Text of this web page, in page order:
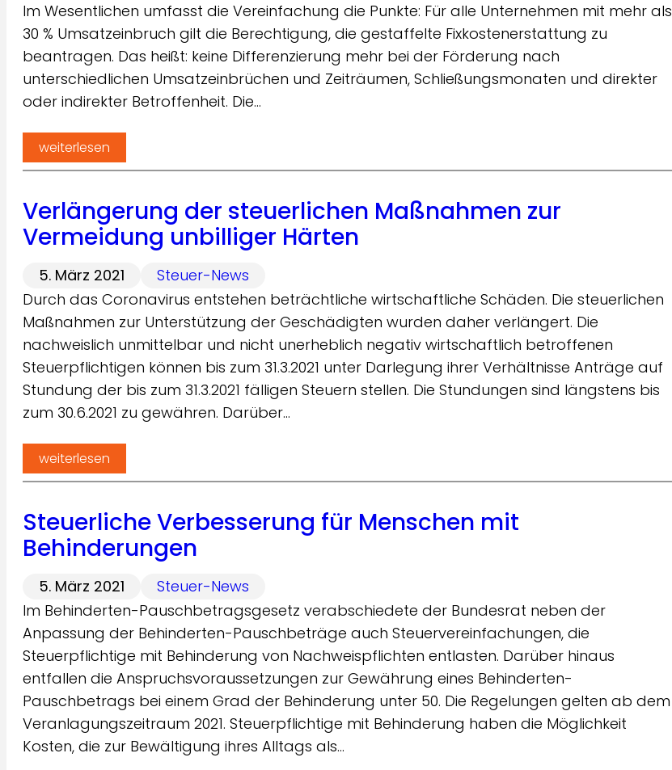
Im Wesentlichen umfasst die Vereinfachung die Punkte: Für alle Unternehmen mit mehr als
30 % Umsatzeinbruch gilt die Berechtigung, die gestaffelte Fixkostenerstattung zu
beantragen. Das heißt: keine Differenzierung mehr bei der Förderung nach
unterschiedlichen Umsatzeinbrüchen und Zeiträumen, Schließungsmonaten und direkter
oder indirekter Betroffenheit. Die…
weiterlesen
Verlängerung der steuerlichen Maßnahmen zur
Vermeidung unbilliger Härten
5. März 2021
Steuer-News
Durch das Coronavirus entstehen beträchtliche wirtschaftliche Schäden. Die steuerlichen
Maßnahmen zur Unterstützung der Geschädigten wurden daher verlängert. Die
nachweislich unmittelbar und nicht unerheblich negativ wirtschaftlich betroffenen
Steuerpflichtigen können bis zum 31.3.2021 unter Darlegung ihrer Verhältnisse Anträge auf
Stundung der bis zum 31.3.2021 fälligen Steuern stellen. Die Stundungen sind längstens bis
zum 30.6.2021 zu gewähren. Darüber…
weiterlesen
Steuerliche Verbesserung für Menschen mit
Behinderungen
5. März 2021
Steuer-News
Im Behinderten-Pauschbetragsgesetz verabschiedete der Bundesrat neben der
Anpassung der Behinderten-Pauschbeträge auch Steuervereinfachungen, die
Steuerpflichtige mit Behinderung von Nachweispflichten entlasten. Darüber hinaus
entfallen die Anspruchsvoraussetzungen zur Gewährung eines Behinderten-
Pauschbetrags bei einem Grad der Behinderung unter 50. Die Regelungen gelten ab dem
Veranlagungszeitraum 2021. Steuerpflichtige mit Behinderung haben die Möglichkeit
Kosten, die zur Bewältigung ihres Alltags als…